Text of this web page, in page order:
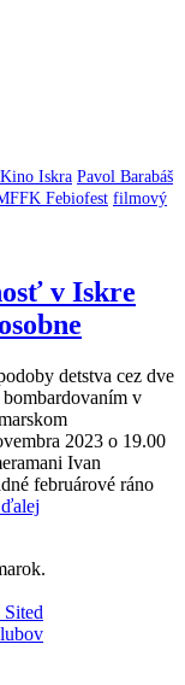
Kino Iskra Pavol Barabáš
Febiofest filmový
v Iskre
detstva cez dve
v
2023 o 19.00
Ivan
februárové ráno